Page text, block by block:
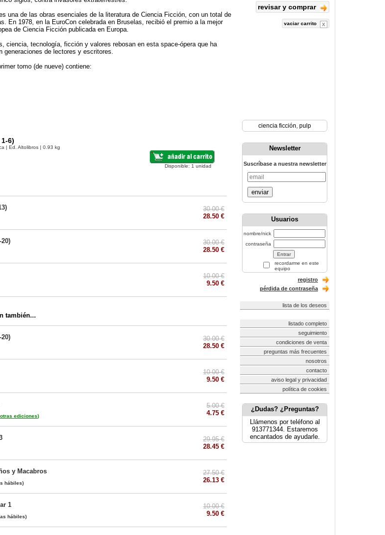
una de las obras esenciales de la literatura de Ciencia Ficción, con un total de
En 1978, en la EuroCon celebrada en Bruselas, recibió el premio a la mejor
de Ciencia Ficción publicada en Europa.
ciencia, tecnología, ficción y valores rebosan en esta space-ópera que ha
generaciones de lectores y escritores.
tomo (de nueve) contiene:
6)
| Ed. Altolibros | 0.93 kg
Disponible: 1 unidad
30.00 €
28.50 €
30.00 €
28.50 €
10.00 €
9.50 €
también...
30.00 €
28.50 €
10.00 €
9.50 €
ediciones)
5.00 €
4.75 €
29.95 €
28.45 €
y Macabros
hábiles)
27.50 €
26.13 €
1
hábiles)
10.00 €
9.50 €
revisar y comprar
vaciar carrito
ciencia ficción, pulp
Newsletter
Suscríbase a nuestra newsletter
enviar
Usuarios
nombre/nick
contraseña
recordarme en este
equipo
registro
pérdida de contraseña
lista de los deseos
listado completo
seguimiento
condiciones de venta
preguntas más frecuentes
nosotros
contacto
aviso legal y privacidad
política de cookies
¿Dudas? ¿Preguntas?
Llámenos por teléfono al
913771344. Estaremos
encantados de ayudarle.